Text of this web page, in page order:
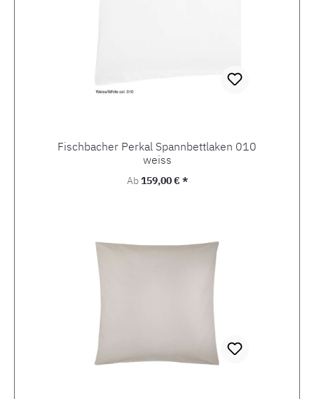
Fischbacher Perkal Spannbettlaken 010
weiss
Regulärer Preis:
Ab159,00 € *